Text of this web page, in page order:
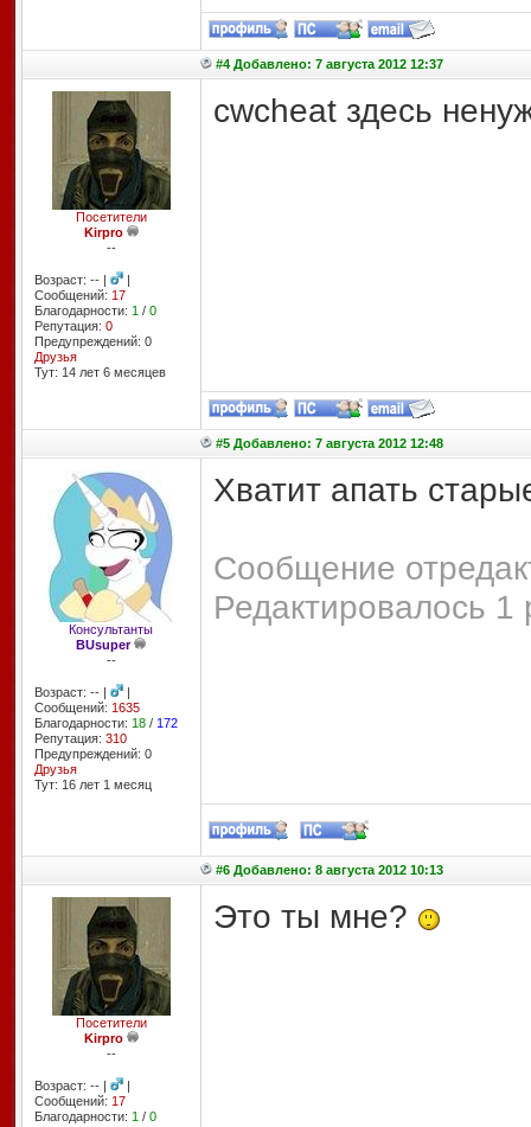
#4 Добавлено: 7 августа 2012 12:37
Посетители
Kirpro
--
Возраст: -- |
|
Сообщений: 17
Благодарности: 1 / 0
Репутация: 0
Предупреждений: 0
Друзья
Тут: 14 лет 6 месяцев
cwcheat здесь
#5 Добавлено: 7 августа 2012 12:48
Консультанты
BUsuper
--
Возраст: -- |
|
Сообщений: 1635
Благодарности: 18/ 172
Репутация: 310
Предупреждений: 0
Друзья
Тут: 16 лет 1 месяц
Хватит апать
Сообщение
Редактировалось 1
#6 Добавлено: 8 августа 2012 10:13
Посетители
Kirpro
--
Возраст: -- |
|
Сообщений: 17
Благодарности: 1 / 0
Это ты мне?